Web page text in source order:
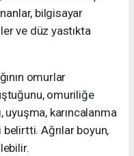
bilgisayar
ve düz yastıkta
omurlar
omuriliğe
uyuşma, karıncalanma
Ağrılar boyun,